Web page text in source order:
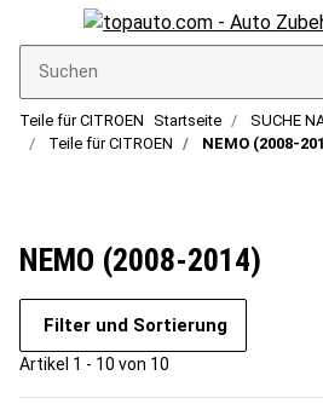
Teile für CITROEN Startseite
SUCHE
Teile für CITROEN
NEMO (2008-
NEMO (2008-2014)
Filter und Sortierung
Artikel 1 - 10 von 10